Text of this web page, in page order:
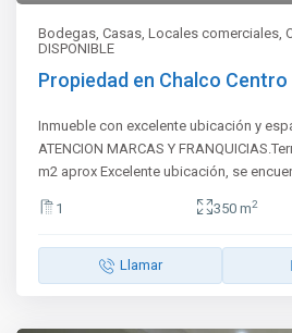
Bodegas,Casas,Locales comerciales,
DISPONIBLE
Propiedad en Chalco Centro
Inmueble con excelente ubicación y
ATENCION MARCAS Y
m2 aprox Excelente ubicación, se
1 350 m2
Llamar